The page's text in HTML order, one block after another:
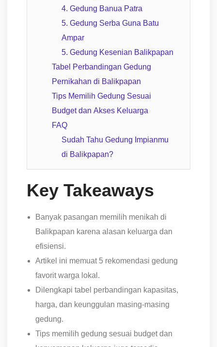
4. Gedung Banua Patra
5. Gedung Serba Guna Batu
Ampar
5. Gedung Kesenian Balikpapan
Tabel Perbandingan Gedung
Pernikahan di Balikpapan
Tips Memilih Gedung Sesuai
Budget dan Akses Keluarga
FAQ
Sudah Tahu Gedung Impianmu
di Balikpapan?
Key Takeaways
Banyak pasangan memilih menikah di
Balikpapan karena alasan keluarga dan
efisiensi.
Artikel ini memuat 5 rekomendasi gedung
favorit warga lokal.
Dilengkapi tabel perbandingan kapasitas,
harga, dan keunggulan masing-masing
gedung.
Tips memilih gedung sesuai budget dan